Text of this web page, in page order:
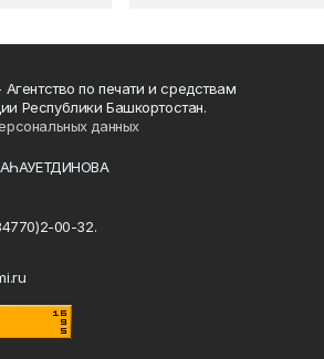
по печати и средствам
Республики Башкортостан.
данных
00-32.